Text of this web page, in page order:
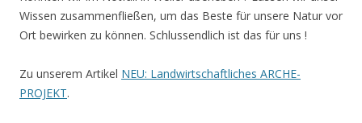
Wissen zusammenfließen, um das Beste für unsere Natur vor
Ort bewirken zu können. Schlussendlich ist das für uns !
Zu unserem Artikel NEU: Landwirtschaftliches ARCHE-
PROJEKT.